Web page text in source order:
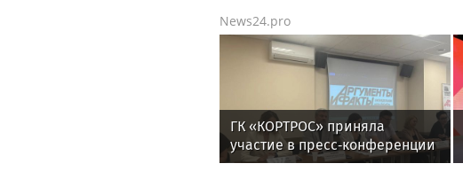
News24.pro
ГК «КОРТРОС» приняла
участие в пресс‑конференции
о развитии строительной